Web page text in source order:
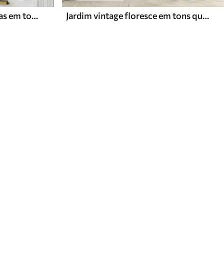
Versão com riscas repetidas em tons de cinzento-azul Jardim vintage floresce em tons quentes de terracota e pêssego